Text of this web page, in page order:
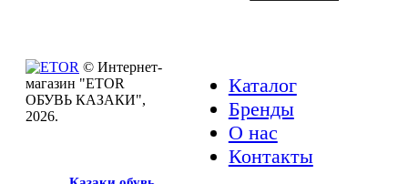
© Интернет-
магазин "ETOR
ОБУВЬ КАЗАКИ",
2026.
Каталог
Бренды
О нас
Контакты